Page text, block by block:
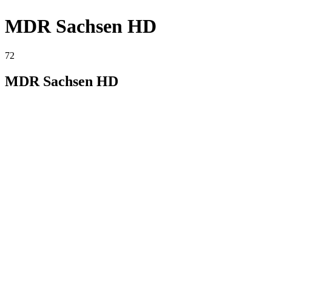
MDR Sachsen HD
72
MDR Sachsen HD